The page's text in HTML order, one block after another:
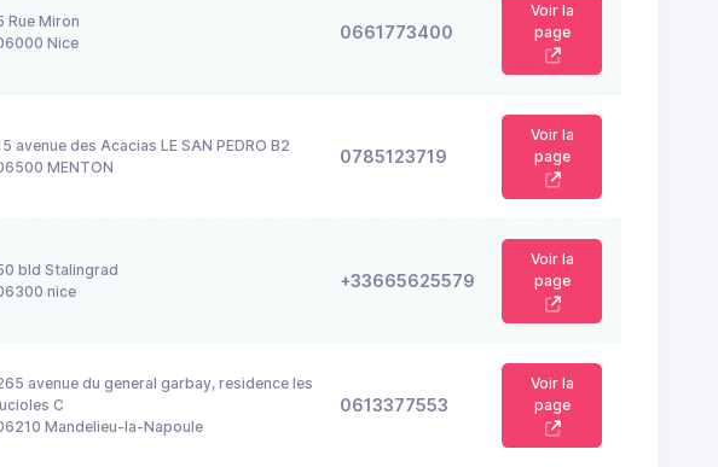
Rue Miron
Nice
0661773400
Voir la
page
avenue des Acacias LE SAN PEDRO B2
MENTON
0785123719
Voir la
page
bld Stalingrad
nice
+33665625579
Voir la
page
avenue du general garbay, residence les
C
Mandelieu-la-Napoule
0613377553
Voir la
page